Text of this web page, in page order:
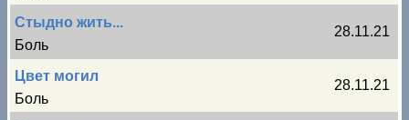
Стыдно жить...
Боль
28.11.21
Цвет могил
Боль
28.11.21